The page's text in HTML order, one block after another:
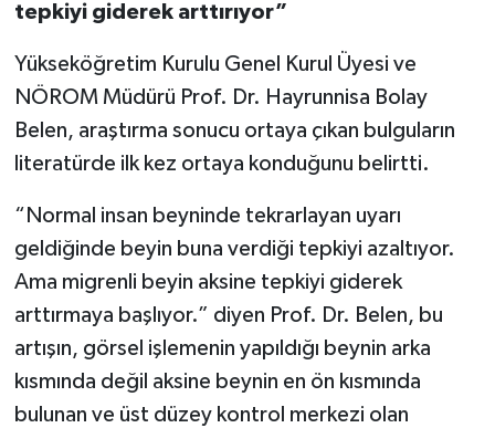
tepkiyi giderek arttırıyor”
Yükseköğretim Kurulu Genel Kurul Üyesi ve
NÖROM Müdürü Prof. Dr. Hayrunnisa Bolay
Belen, araştırma sonucu ortaya çıkan bulguların
literatürde ilk kez ortaya konduğunu belirtti.
“Normal insan beyninde tekrarlayan uyarı
geldiğinde beyin buna verdiği tepkiyi azaltıyor.
Ama migrenli beyin aksine tepkiyi giderek
arttırmaya başlıyor.” diyen Prof. Dr. Belen, bu
artışın, görsel işlemenin yapıldığı beynin arka
kısmında değil aksine beynin en ön kısmında
bulunan ve üst düzey kontrol merkezi olan